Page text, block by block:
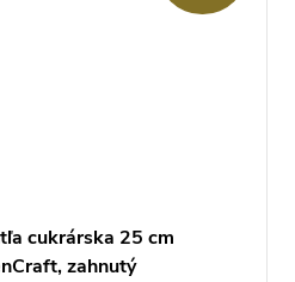
cukrárska 25 cm
zahnutý